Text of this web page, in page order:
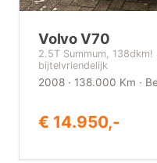
Volvo V70
2.5T Summum,
bijtelvriendelijk
2008 · 138.000 Km ·
€ 14.950,-